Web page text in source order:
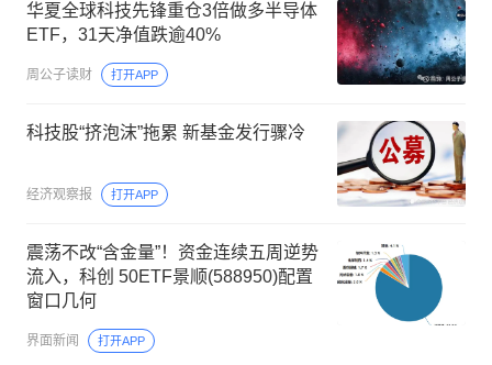
华夏全球科技先锋重仓3倍做多半导体
ETF，31天净值跌逾40%
周公子读财 打开APP
科技股“挤泡沫”拖累 新基金发行骤冷
经济观察报 打开APP
震荡不改“含金量”！资金连续五周逆势
流入，科创 50ETF景顺(588950)配置
窗口几何
界面新闻 打开APP